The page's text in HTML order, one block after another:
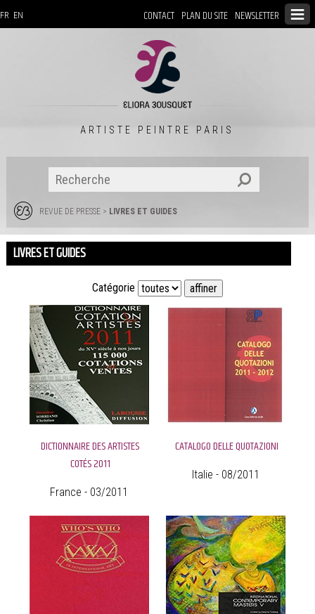
CONTACT PLAN DU SITE NEWSLETTER
FR EN
ARTISTE PEINTRE PARIS
REVUE DE PRESSE> LIVRES ET GUIDES
LIVRES ET GUIDES
Catégorie
DICTIONNAIRE DES ARTISTES
COTÉS 2011
France - 03/2011
CATALOGO DELLE QUOTAZIONI
Italie - 08/2011